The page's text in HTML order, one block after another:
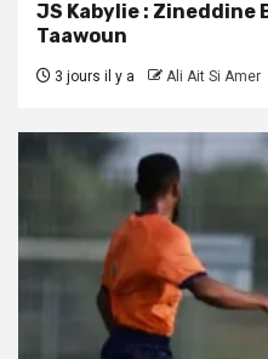
JS Kabylie :
Taawoun
3 jours il y a Ali Ait Si Amer